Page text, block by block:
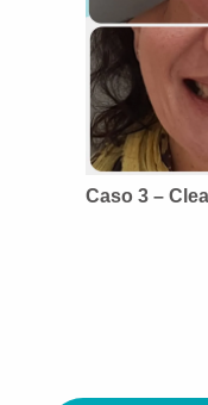
Caso 3 –